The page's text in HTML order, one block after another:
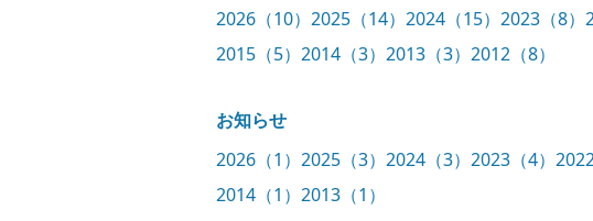
2026（10） 2025（14） 2024（15） 2023（8）
2015（5） 2014（3） 2013（3） 2012（8）
お知らせ
2026（1） 2025（3） 2024（3） 2023（4）
2014（1） 2013（1）